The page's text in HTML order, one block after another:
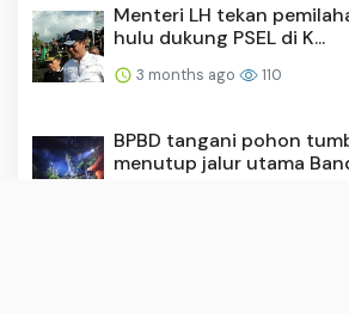
Menteri LH tekan
hulu dukung PSEL di K...
3 months ago 110
BPBD tangani pohon
menutup jalur utama